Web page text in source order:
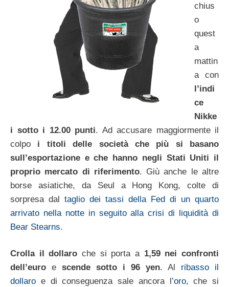
chius
o
quest
a
mattin
a con
l’indi
ce
Nikke
i sotto i 12.00 punti. Ad accusare maggiormente il
colpo i titoli delle società che più si basano
sull’esportazione e che hanno negli Stati Uniti il
proprio mercato di riferimento. Giù anche le altre
borse asiatiche, da Seul a Hong Kong, colte di
sorpresa dal taglio dei tassi della Fed di un quarto
arrivato nella notte in seguito alla crisi di liquidità di
Bear Stearns.
Crolla il dollaro che si porta a 1,59 nei confronti
dell’euro e scende sotto i 96 yen. Al ribasso il
dollaro e di conseguenza sale ancora l’oro, che si